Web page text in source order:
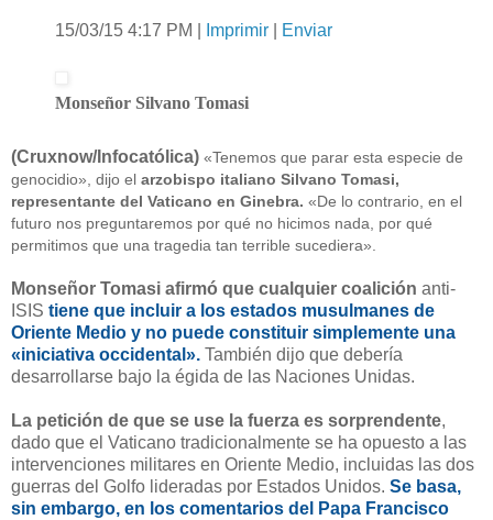
15/03/15 4:17 PM | Imprimir| Enviar
Monseñor Silvano Tomasi
(Cruxnow/Infocatólica) «Tenemos que parar esta especie de
genocidio», dijo el arzobispo italiano Silvano Tomasi,
representante del Vaticano en Ginebra. «De lo contrario, en el
futuro nos preguntaremos por qué no hicimos nada, por qué
permitimos que una tragedia tan terrible sucediera».
Monseñor Tomasi afirmó que cualquier coalición anti-
ISIS tiene que incluir a los estados musulmanes de
Oriente Medio y no puede constituir simplemente una
«iniciativa occidental». También dijo que debería
desarrollarse bajo la égida de las Naciones Unidas.
La petición de que se use la fuerza es sorprendente,
dado que el Vaticano tradicionalmente se ha opuesto a las
intervenciones militares en Oriente Medio, incluidas las dos
guerras del Golfo lideradas por Estados Unidos. Se basa,
sin embargo, en los comentarios del Papa Francisco